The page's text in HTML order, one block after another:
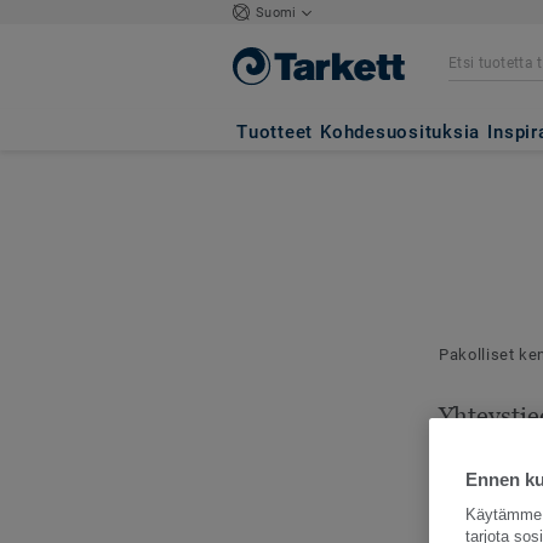
Suomi
Tuotteet Kohdesuosituksia
Pakolliset
Ennen
tarjota